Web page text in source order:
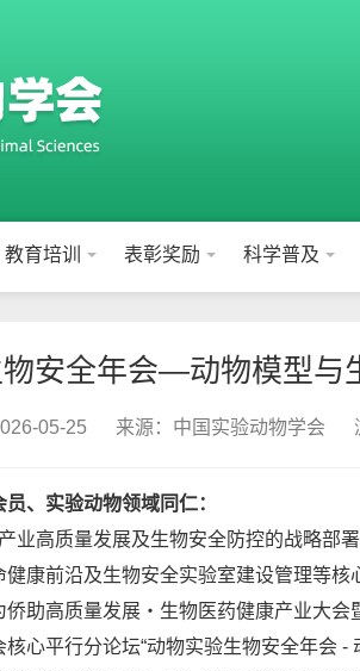
教育培训 表彰奖励 科学普及
安全年会—动物模型与
05-25 来源：中国实验动物学会
、实验动物领域同仁：
高质量发展及生物安全防控的战略部
康前沿及生物安全实验室建设管理等
助高质量发展・生物医药健康产业大会
心平行分论坛“动物实验生物安全年会 -